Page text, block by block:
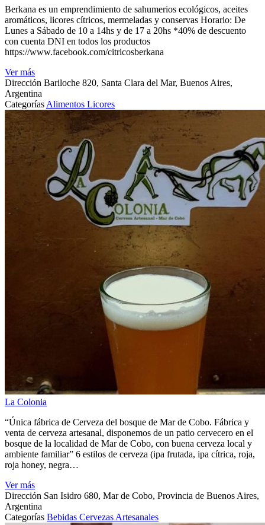
Berkana es un emprendimiento de sahumerios ecológicos, aceites
aromáticos, licores cítricos, mermeladas y conservas Horario: De
Lunes a Sábado de 10 a 14hs y de 17 a 20hs *40% de descuento
con cuenta DNI en todos los productos
https://www.facebook.com/citricosberkana
Ver más
Dirección Bariloche 820, Santa Clara del Mar, Buenos Aires,
Argentina
CategoríasAlimentos Licores
La Colonia
“Única fábrica de Cerveza del bosque de Mar de Cobo. Fábrica y
venta de cerveza artesanal, disponemos de un patio cervecero en el
bosque de la localidad de Mar de Cobo, con buena cerveza local y
ambiente familiar” 6 estilos de cerveza (ipa frutada, ipa cítrica, roja,
roja honey, negra…
Ver más
Dirección San Isidro 680, Mar de Cobo, Provincia de Buenos Aires,
Argentina
Categorías Bebidas Cervezas Artesanales